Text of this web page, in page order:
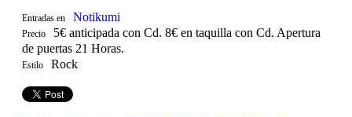
Entradas en Notikumi
Precio
5€ anticipada con Cd. 8€ en taquilla con Cd. Apertura
de puertas 21 Horas.
Estilo Rock